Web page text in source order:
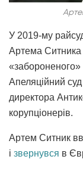
У 2019-му
Артема Ситника
Апеляційний
директора
корупціонерів.
Артем Ситник
і звернувся в